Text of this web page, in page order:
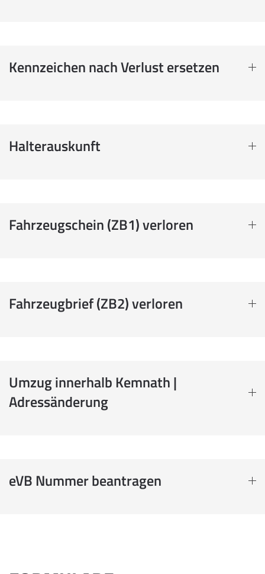
Kennzeichen nach Verlust ersetzen
Halterauskunft
Fahrzeugschein (ZB1) verloren
Fahrzeugbrief (ZB2) verloren
Umzug innerhalb Kemnath |
Adressänderung
eVB Nummer beantragen